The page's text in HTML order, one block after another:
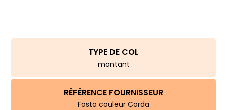
TYPE DE COL
montant
RÉFÉRENCE FOURNISSEUR
Fosto couleur Corda